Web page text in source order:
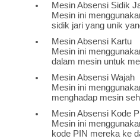
Mesin Absensi Sidik
Mesin ini
sidik jari yang unik
Mesin Absensi Kartu
Mesin ini
dalam mesin untuk
Mesin Absensi Wajah
Mesin ini
menghadap mesin
Mesin Absensi Kode
Mesin ini
kode PIN mereka ke